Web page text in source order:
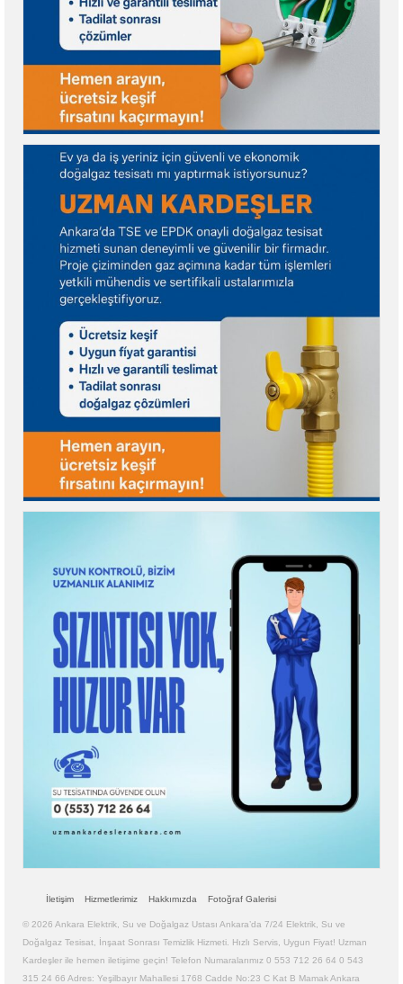
İletişim Hizmetlerimiz Hakkımızda Fotoğraf Galerisi
© 2026 Ankara Elektrik, Su ve Doğalgaz Ustası Ankara’da 7/24 Elektrik, Su ve
Doğalgaz Tesisat, İnşaat Sonrası Temizlik Hizmeti. Hızlı Servis, Uygun Fiyat! Uzman
Kardeşler ile hemen iletişime geçin! Telefon Numaralarımız 0 553 712 26 64 0 543
315 24 66 Adres: Yeşilbayır Mahallesi 1768 Cadde No:23 C Kat B Mamak Ankara